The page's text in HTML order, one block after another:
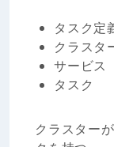
タスク定
クラスタ
サービス
タスク
クラスター